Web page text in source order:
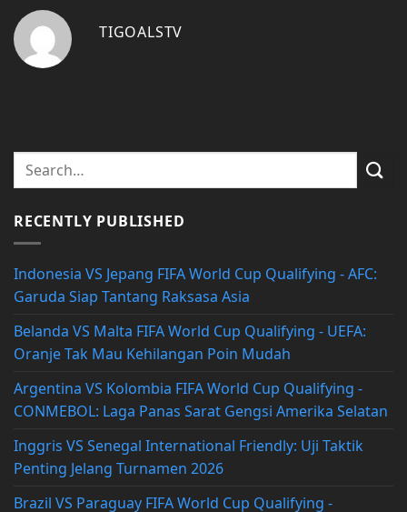
TIGOALSTV
RECENTLY PUBLISHED
Indonesia VS Jepang FIFA World Cup Qualifying - AFC:
Garuda Siap Tantang Raksasa Asia
Belanda VS Malta FIFA World Cup Qualifying - UEFA:
Oranje Tak Mau Kehilangan Poin Mudah
Argentina VS Kolombia FIFA World Cup Qualifying -
CONMEBOL: Laga Panas Sarat Gengsi Amerika Selatan
Inggris VS Senegal International Friendly: Uji Taktik
Penting Jelang Turnamen 2026
Brazil VS Paraguay FIFA World Cup Qualifying -